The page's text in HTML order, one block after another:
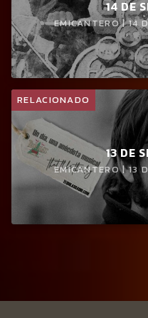
14 DE
EMICANTERO | 14
RELACIONADO
13 DE
EMICANTERO | 13